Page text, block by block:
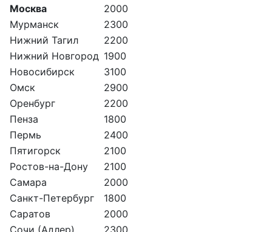
Москва
2000
Мурманск
2300
Нижний Тагил
2200
Нижний Новгород 1900
Новосибирск
3100
Омск
2900
Оренбург
2200
Пенза
1800
Пермь
2400
Пятигорск
2100
Ростов-на-Дону
2100
Самара
2000
Санкт-Петербург
1800
Саратов
2000
Сочи (Адлер)
2300